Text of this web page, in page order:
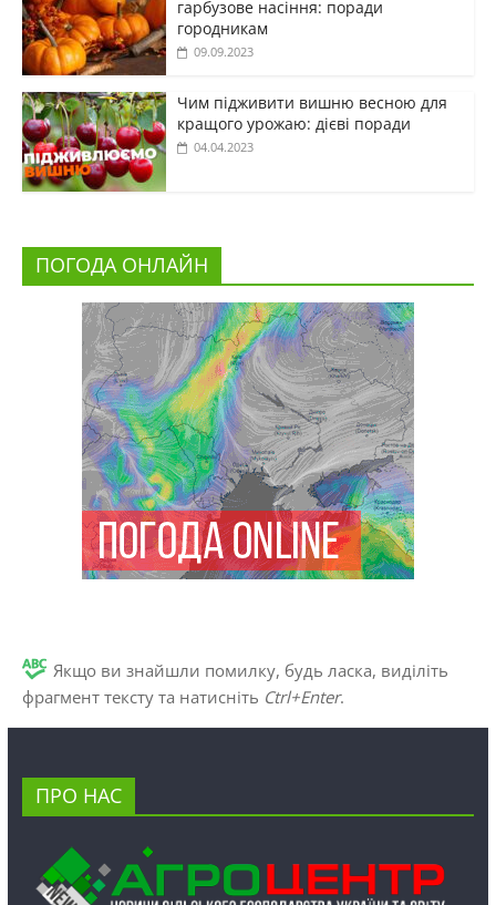
гарбузове насіння: поради
городникам
09.09.2023
Чим підживити вишню весною для
кращого урожаю: дієві поради
04.04.2023
ПОГОДА ОНЛАЙН
Якщо ви знайшли помилку, будь ласка, виділіть
фрагмент тексту та натисніть Ctrl+Enter.
ПРО НАС